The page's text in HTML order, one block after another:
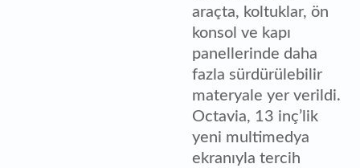
araçta, koltuklar, ön
konsol ve kapı
panellerinde daha
fazla sürdürülebilir
materyale yer verildi.
Octavia, 13 inç’lik
yeni multimedya
ekranıyla tercih